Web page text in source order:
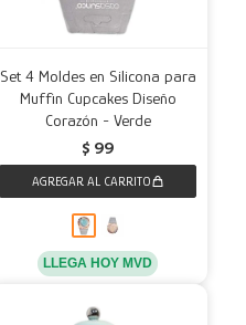
Set 4 Moldes en Silicona para
Muffin Cupcakes Diseño
Corazón - Verde
$ 99
LLEGA HOY MVD